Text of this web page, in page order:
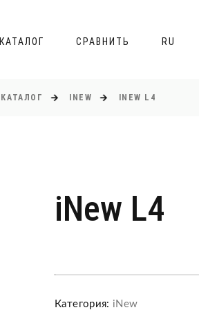
КАТАЛОГ СРАВНИТЬ RU
КАТАЛОГ INEW INEW L4
iNew L4
Категория: iNew